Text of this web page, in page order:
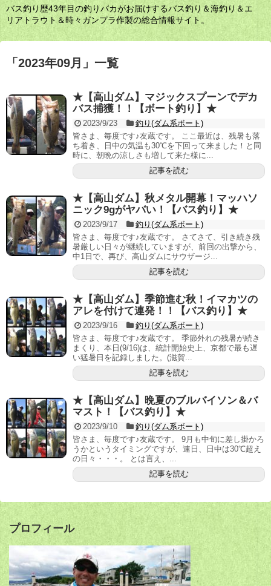
バス釣り歴43年目の釣りバカがお届けするバス釣り＆海釣り＆エ
リアトラウト＆時々ガンプラ作製の総合情報サイト。
「 2023年09月 」 一覧
★【高山ダム】マジックスプーンでデカ
バス捕獲！！【ボート釣り】★
2023/9/23
釣り(ダム系ボート)
皆さま、毎度です♪友蔵です。 ここ最近は、残暑も落
ち着き、日中の気温も30℃を下回って来ました！と同
時に、朝晩の涼しさも増して来た様に...
記事を読む
★【高山ダム】秋メタル開幕！マッハソ
ニック9gがヤバい！【バス釣り】★
2023/9/17
釣り(ダム系ボート)
皆さま、毎度です♪友蔵です。 さてさて、引き続き残
暑厳しい日々が継続していますが、前回の出撃から、
中1日で、再び、高山ダムにサウザージ...
記事を読む
★【高山ダム】季節進む秋！イマカツの
アレを付けて連発！！【バス釣り】★
2023/9/16
釣り(ダム系ボート)
皆さま、毎度です♪友蔵です。 季節外れの残暑が続き
まくり、本日(9/16)は、統計開始史上、京都で最も遅
い猛暑日を記録しました。(滋賀...
記事を読む
★【高山ダム】晩夏のブルバイソン＆バ
マスト！【バス釣り】★
2023/9/10
釣り(ダム系ボート)
皆さま、毎度です♪友蔵です。 9月も中旬に差し掛かろ
うかというタイミングですが、連日、日中は30℃超え
の日々・・・。 とは言え、...
記事を読む
プロフィール